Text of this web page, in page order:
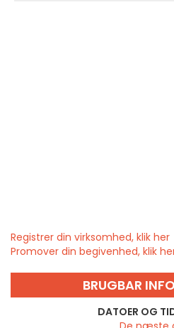
Registrer din virksomhed, klik her
Promover din begivenhed, klik
BRUGBAR
DATOER OG